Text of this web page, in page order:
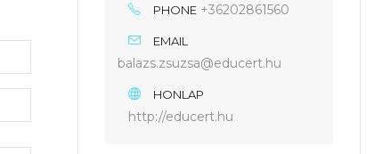
PHONE +36202861560
EMAIL
balazs.zsuzsa@educert.hu
HONLAP
http://educert.hu